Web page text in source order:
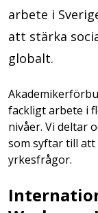
arbete i
att stärka
globalt.
fackligt arbete i
nivåer. Vi deltar
som syftar till att
yrkesfrågor.